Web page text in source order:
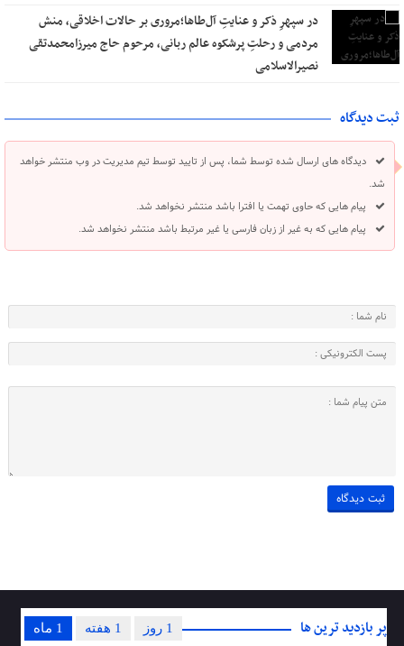
در سپهرِ ذکر و عنایتِ آل‌طاها؛مروری بر حالات اخلاقی، منش
مردمی و رحلتِ پرشکوه عالم ربانی، مرحوم حاج میرزامحمدتقی
نصیرالاسلامی
ثبت دیدگاه
دیدگاه های ارسال شده توسط شما، پس از تایید توسط تیم مدیریت در وب منتشر خواهد
شد.
پیام هایی که حاوی تهمت یا افترا باشد منتشر نخواهد شد.
پیام هایی که به غیر از زبان فارسی یا غیر مرتبط باشد منتشر نخواهد شد.
پر بازدید ترین ها 1 ماه 1 هفته 1 روز